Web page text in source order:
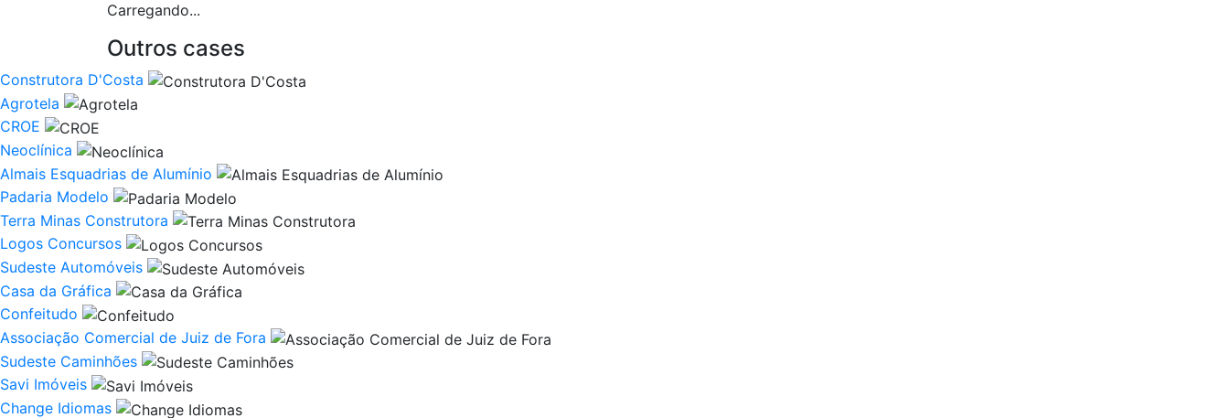
Carregando...
Outros cases
Construtora D'Costa
Agrotela
CROE
Neoclínica
Almais Esquadrias de Alumínio
Padaria Modelo
Terra Minas Construtora
Logos Concursos
Sudeste Automóveis
Casa da Gráfica
Confeitudo
Associação Comercial de Juiz de Fora
Sudeste Caminhões
Savi Imóveis
Change Idiomas